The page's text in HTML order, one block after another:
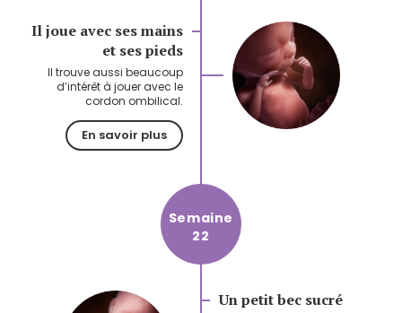
Il joue avec ses mains
et ses pieds
Il trouve aussi beaucoup
d’intérêt à jouer avec le
cordon ombilical.
En savoir plus
Semaine
22
Un petit bec sucré